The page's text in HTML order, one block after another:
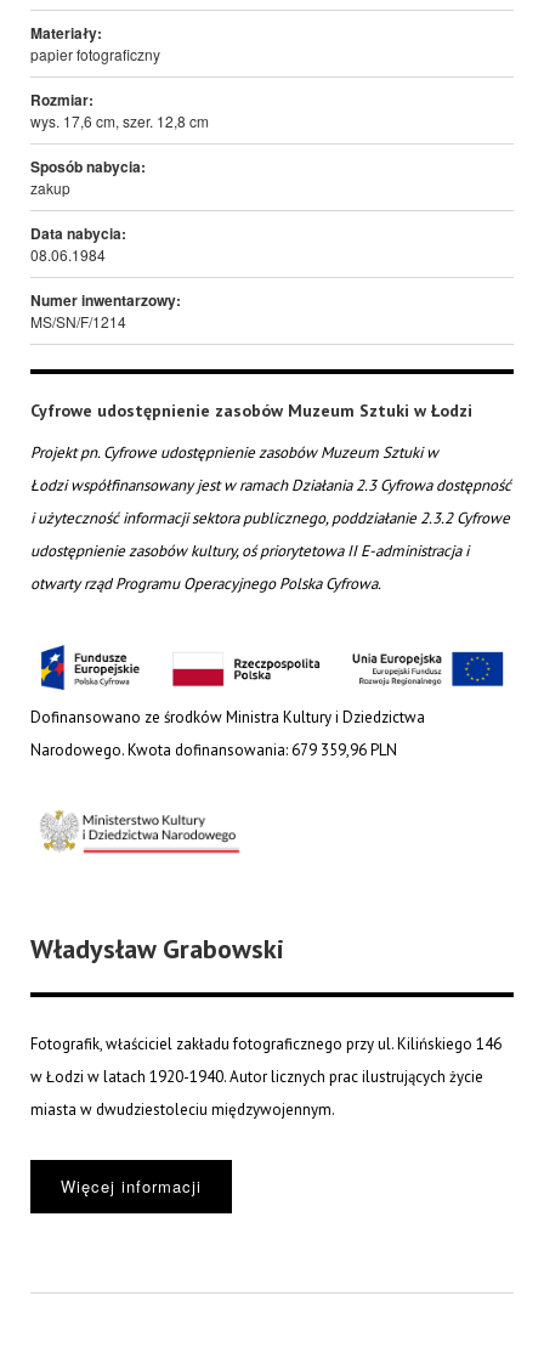
Materiały:
papier fotograficzny
Rozmiar:
wys. 17,6 cm, szer. 12,8 cm
Sposób nabycia:
zakup
Data nabycia:
08.06.1984
Numer inwentarzowy:
MS/SN/F/1214
Cyfrowe udostępnienie zasobów Muzeum Sztuki w Łodzi
Projekt pn. Cyfrowe udostępnienie zasobów Muzeum Sztuki w
Łodzi współfinansowany jest w ramach Działania 2.3 Cyfrowa dostępność
i użyteczność informacji sektora publicznego, poddziałanie 2.3.2 Cyfrowe
udostępnienie zasobów kultury, oś priorytetowa II E-administracja i
otwarty rząd Programu Operacyjnego Polska Cyfrowa.
Dofinansowano ze środków Ministra Kultury i Dziedzictwa
Narodowego. Kwota dofinansowania: 679 359,96 PLN
Władysław Grabowski
Fotografik, właściciel zakładu fotograficznego przy ul. Kilińskiego 146
w Łodzi w latach 1920-1940. Autor licznych prac ilustrujących życie
miasta w dwudziestoleciu międzywojennym.
Więcej informacji